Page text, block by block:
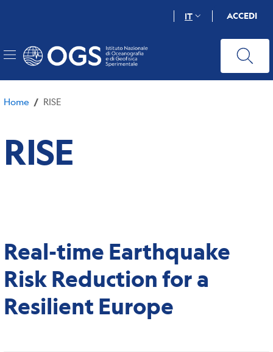
principale
IT ACCEDI
Home / RISE
RISE
Real-time Earthquake
Risk Reduction for a
Resilient Europe